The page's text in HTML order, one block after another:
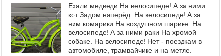
Ехали медведи На велосипеде! А за ними
кот Задом наперёд. На велосипеде! А за
ним комарики На воздушном шарике. На
велосипеде! А за ними раки На хромой
собаке. На велосипеде! Нет - поездкам в
автомобиле, трамвайчике и на метле.